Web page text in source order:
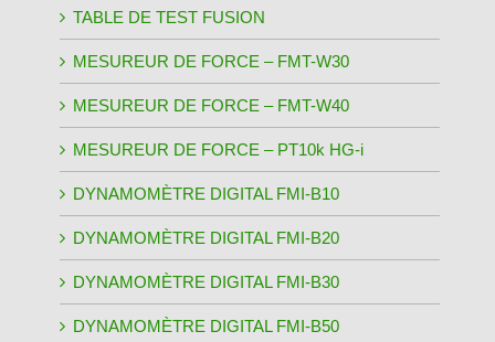
TABLE DE TEST FUSION
MESUREUR DE FORCE – FMT-W30
MESUREUR DE FORCE – FMT-W40
MESUREUR DE FORCE – PT10k HG-i
DYNAMOMÈTRE DIGITAL FMI-B10
DYNAMOMÈTRE DIGITAL FMI-B20
DYNAMOMÈTRE DIGITAL FMI-B30
DYNAMOMÈTRE DIGITAL FMI-B50